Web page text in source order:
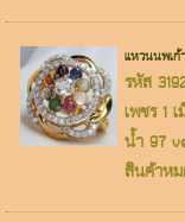
แหวนนพเก้า
รหัส
เพชร 1
น้ำ 97
สินค้าห